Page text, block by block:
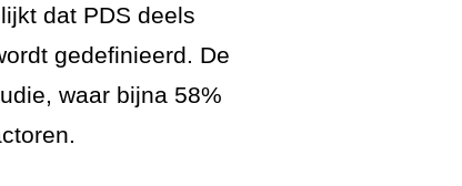
dat PDS deels
gedefinieerd. De
waar bijna 58%